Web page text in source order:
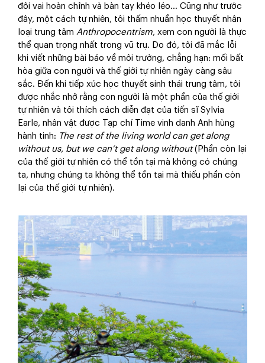
đôi vai hoàn chỉnh và bàn tay khéo léo… Cũng như trước
đây, một cách tự nhiên, tôi thấm nhuần học thuyết nhân
loại trung tâm Anthropocentrism, xem con người là thực
thể quan trọng nhất trong vũ trụ. Do đó, tôi đã mắc lỗi
khi viết những bài báo về môi trường, chẳng hạn: mối bất
hòa giữa con người và thế giới tự nhiên ngày càng sâu
sắc. Đến khi tiếp xúc học thuyết sinh thái trung tâm, tôi
được nhắc nhở rằng con người là một phần của thế giới
tự nhiên và tôi thích cách diễn đạt của tiến sĩ Sylvia
Earle, nhân vật được Tạp chí Time vinh danh Anh hùng
hành tinh: The rest of the living world can get along
without us, but we can’t get along without(Phần còn lại
của thế giới tự nhiên có thể tồn tại mà không có chúng
ta, nhưng chúng ta không thể tồn tại mà thiếu phần còn
lại của thế giới tự nhiên).